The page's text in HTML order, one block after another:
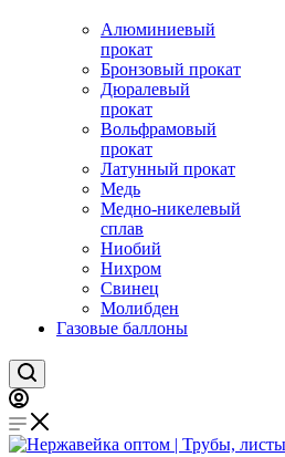
Алюминиевый
прокат
Бронзовый прокат
Дюралевый
прокат
Вольфрамовый
прокат
Латунный прокат
Медь
Медно-никелевый
сплав
Ниобий
Нихром
Свинец
Молибден
Газовые баллоны